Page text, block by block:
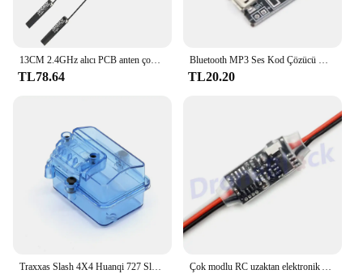
13CM 2.4GHz alıcı PCB anten çok yönlü yüksek kazanç 4dBi için Flysky Futaba FrSky D4R-II X8R alıcı RC parçaları
TL78.64
Bluetooth MP3 Ses Kod Çözücü Kurulu 4.1 5.0 Kayıpsız Araba Hoparlör ses amplifikatörü Kurulu Kablosuz Stereo Alıcı Modülü VHM-314
TL20.20
Traxxas Slash 4X4 Huanqi 727 Slash HPS için su geçirmez alıcı kutusu RC araba tekne bitki koruma Drone tarım FPV Çok modlu RC uzaktan elektronik AUX kanal açma/kapama anahtarı araba PWM kontrollü anahtar alıcı kontrol modülü